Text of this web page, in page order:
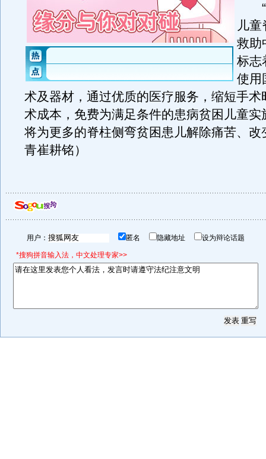
“
儿
救助
标志
使用
术及器材，通过优质的医疗服务，缩短手术
术成本，免费为满足条件的患病贫困儿童实
将为更多的脊柱侧弯贫困患儿解除痛苦、改
青崔耕铭）
用户： 匿名 隐藏地址 设为辩论话题
*搜狗拼音输入法，中文处理专家>>